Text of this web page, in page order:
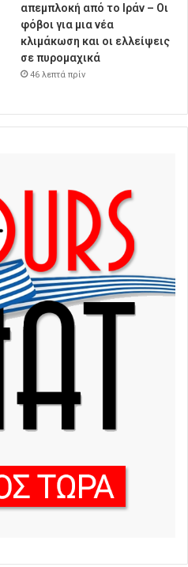
απεμπλοκή από το Ιράν – Οι
φόβοι για μια νέα
κλιμάκωση και οι ελλείψεις
σε πυρομαχικά
46 λεπτά πρίν